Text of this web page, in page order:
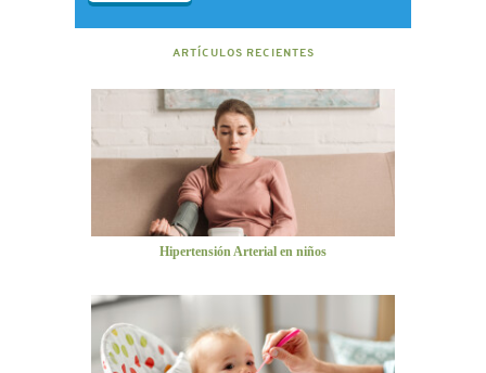
ARTÍCULOS RECIENTES
Hipertensión Arterial en niños